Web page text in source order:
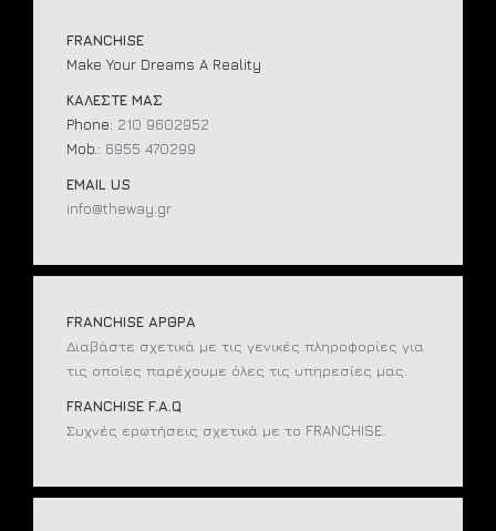
FRANCHISE
Make Your Dreams A Reality
ΚΑΛΕΣΤΕ ΜΑΣ
Phone: 210 9602952
Mob.: 6955 470299
EMAIL US
info@theway.gr
FRANCHISE ΑΡΘΡΑ
Διαβάστε σχετικά με τις γενικές πληροφορίες για
τις οποίες παρέχουμε όλες τις υπηρεσίες μας.
FRANCHISE F.A.Q
Συχνές ερωτήσεις σχετικά με το FRANCHISE.